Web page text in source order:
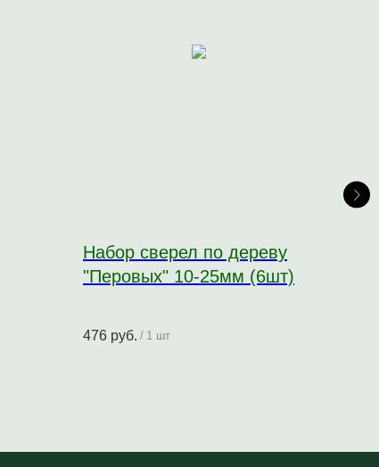
Набор сверел по дереву
"Перовых" 10-25мм (6шт)
476 руб. / 1 шт